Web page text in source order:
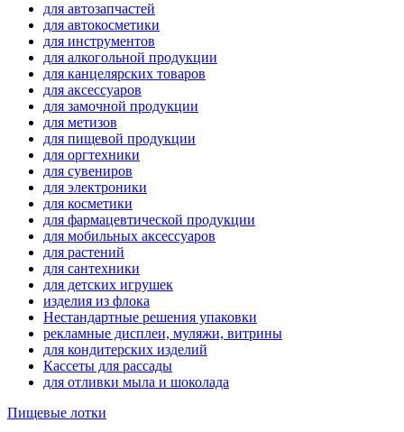
для автозапчастей
для автокосметики
для инструментов
для алкогольной продукции
для канцелярских товаров
для аксессуаров
для замочной продукции
для метизов
для пищевой продукции
для оргтехники
для сувениров
для электроники
для косметики
для фармацевтической продукции
для мобильных аксессуаров
для растений
для сантехники
для детских игрушек
изделия из флока
Нестандартные решения упаковки
рекламные дисплеи, муляжи, витрины
для кондитерских изделий
Кассеты для рассады
для отливки мыла и шоколада
Пищевые лотки